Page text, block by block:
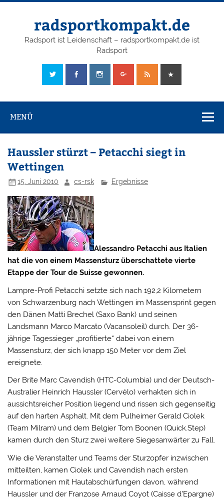
radsportkompakt.de
Radsport ist Leidenschaft – radsportkompakt.de ist
Radsport
MENÜ
Haussler stürzt – Petacchi siegt in
Wettingen
15. Juni 2010 cs-rsk Ergebnisse
Alessandro Petacchi aus Italien
hat die von einem Massensturz überschattete vierte
Etappe der Tour de Suisse gewonnen.
Lampre-Profi Petacchi setzte sich nach 192,2 Kilometern
von Schwarzenburg nach Wettingen im Massensprint gegen
den Dänen Matti Brechel (Saxo Bank) und seinen
Landsmann Marco Marcato (Vacansoleil) durch. Der 36-
jährige Tagessieger „profitierte“ dabei von einem
Massensturz, der sich knapp 150 Meter vor dem Ziel
ereignete.
Der Brite Marc Cavendish (HTC-Columbia) und der Deutsch-
Australier Heinrich Haussler (Cervélo) verhakten sich in
aussichtsreicher Position liegend und rissen sich gegenseitig
auf den harten Asphalt. Mit dem Pulheimer Gerald Ciolek
(Team Milram) und dem Belgier Tom Boonen (Quick.Step)
kamen durch den Sturz zwei weitere Siegesanwärter zu Fall.
Wie die Veranstalter und Teams der Sturzopfer inzwischen
mitteilten, kamen Ciolek und Cavendish nach ersten
Informationen mit Hautabschürfungen davon, während
Haussler und der Franzose Arnaud Coyot (Caisse d’Epargne)